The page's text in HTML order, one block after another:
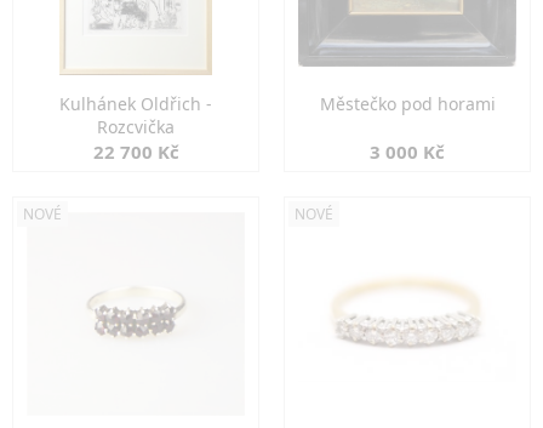
Kulhánek Oldřich -
Rozcvička
22 700 Kč
Městečko pod horami
3 000 Kč
NOVÉ NOVÉ